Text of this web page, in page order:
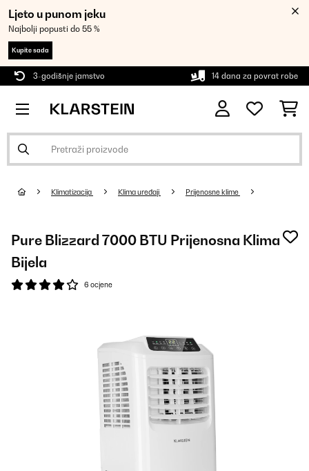
Ljeto u punom jeku
Najbolji popusti do 55 %
Kupite sada
3-godišnje jamstvo 14 dana za povrat robe
Klimatizacija Klima uređaji Prijenosne klime
Pure Blizzard 7000 BTU Prijenosna Klima
Bijela
6 ocjene